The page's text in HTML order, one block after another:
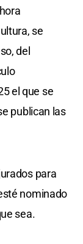
se
del
el que se
publican las
para
nominado
sea.